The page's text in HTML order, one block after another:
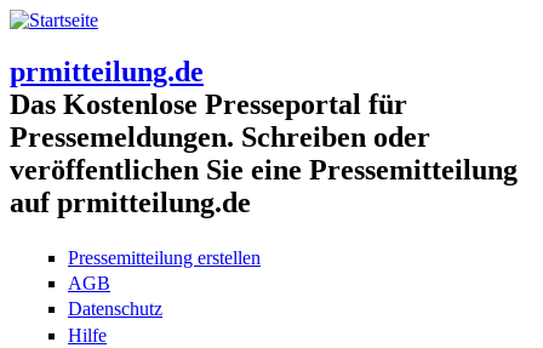
prmitteilung.de
Das Kostenlose Presseportal für
Pressemeldungen. Schreiben oder
veröffentlichen Sie eine Pressemitteilung
auf prmitteilung.de
Pressemitteilung erstellen
AGB
Datenschutz
Hilfe